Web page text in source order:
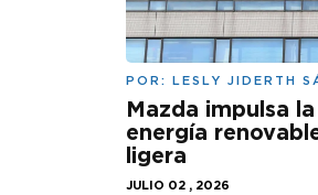
POR: LESLY JIDERTH
Mazda impulsa
energía
ligera
JULIO 02 , 2026